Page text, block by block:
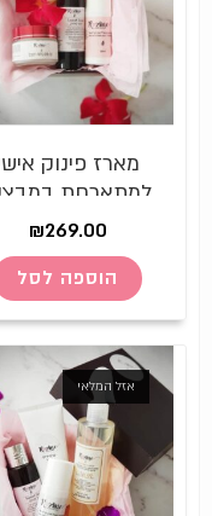
מארז פינוק
למתארחת
₪269.00
הוספה לסל
אזל המלאי